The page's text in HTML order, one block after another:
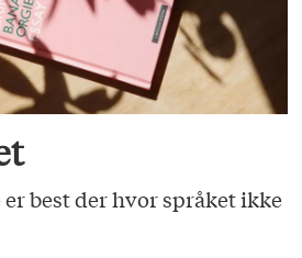
best der hvor språket ikke